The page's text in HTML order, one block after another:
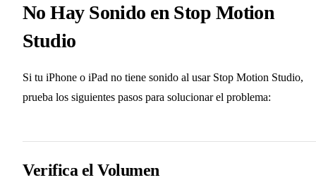
No Hay Sonido en Stop Motion
Studio
Si tu iPhone o iPad no tiene sonido al usar Stop Motion Studio,
prueba los siguientes pasos para solucionar el problema:
Verifica el Volumen